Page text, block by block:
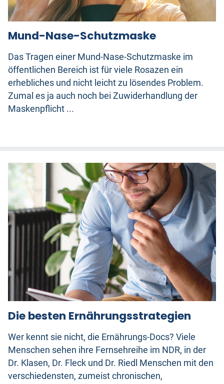
Mund-Nase-Schutzmaske
Das Tragen einer Mund-Nase-Schutzmaske im
öffentlichen Bereich ist für viele Rosazen ein
erhebliches und nicht leicht zu lösendes Problem.
Zumal es ja auch noch bei Zuwiderhandlung der
Maskenpflicht ...
Die besten Ernährungsstrategien
Wer kennt sie nicht, die Ernährungs-Docs? Viele
Menschen sehen ihre Fernsehreihe im NDR, in der
Dr. Klasen, Dr. Fleck und Dr. Riedl Menschen mit den
verschiedensten, zumeist chronischen,